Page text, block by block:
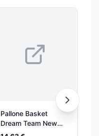
Pallone Basket
Dream Team New
Size